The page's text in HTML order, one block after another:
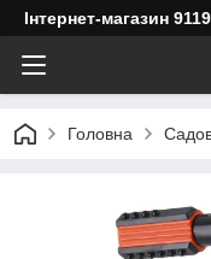
Інтернет-магазин 9119
Головна